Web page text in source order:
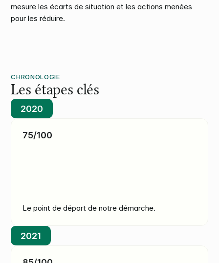
mesure les écarts de situation et les actions menées
pour les réduire.
CHRONOLOGIE
Les étapes clés
75/100
Le point de départ de notre démarche.
2021
2020